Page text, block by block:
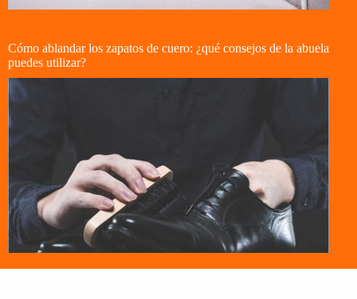
Cómo ablandar los zapatos de cuero: ¿qué consejos de la abuela
puedes utilizar?